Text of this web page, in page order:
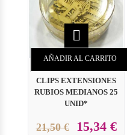

AÑADIR AL CARRITO
CLIPS EXTENSIONES
RUBIOS MEDIANOS 25
UNID*
21,50 € 15,34 €